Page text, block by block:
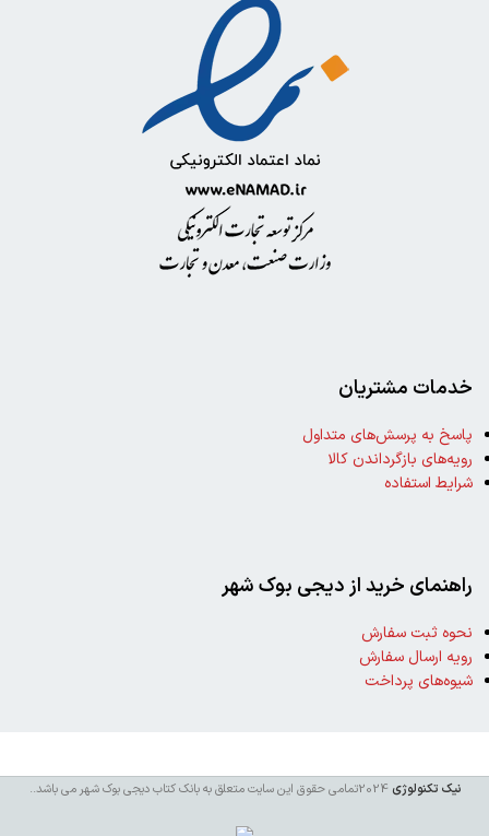
خدمات مشتریان
پاسخ به پرسش‌های متداول
رویه‌های بازگرداندن کالا
شرایط استفاده
راهنمای خرید از دیجی بوک شهر
نحوه ثبت سفارش
رویه ارسال سفارش
شیوه‌های پرداخت
نیک تکنولوژی 2024تمامی حقوق این سایت متعلق به بانک کتاب دیجی بوک شهر می باشد ..